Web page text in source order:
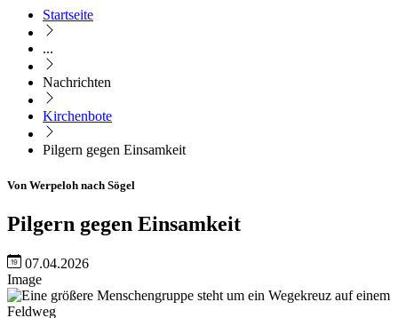
Startseite
...
Nachrichten
Kirchenbote
Pilgern gegen Einsamkeit
Von Werpeloh nach Sögel
Pilgern gegen Einsamkeit
07.04.2026
Image